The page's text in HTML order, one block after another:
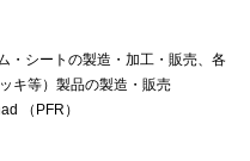
シートの製造・加工・販売、各
キ等）製品の製造・販売
（PFR）